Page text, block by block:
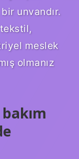
unvandır.
meslek
olmanız